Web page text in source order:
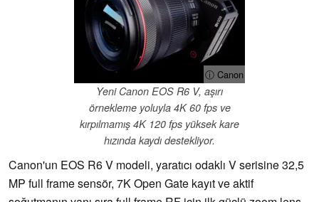
ⓘ Canon
Yeni Canon EOS R6 V, aşırı
örnekleme yoluyla 4K 60 fps ve
kırpılmamış 4K 120 fps yüksek kare
hızında kaydı destekliyor.
Canon'un EOS R6 V modeli, yaratıcı odaklı V serisine 32,5
MP full frame sensör, 7K Open Gate kayıt ve aktif